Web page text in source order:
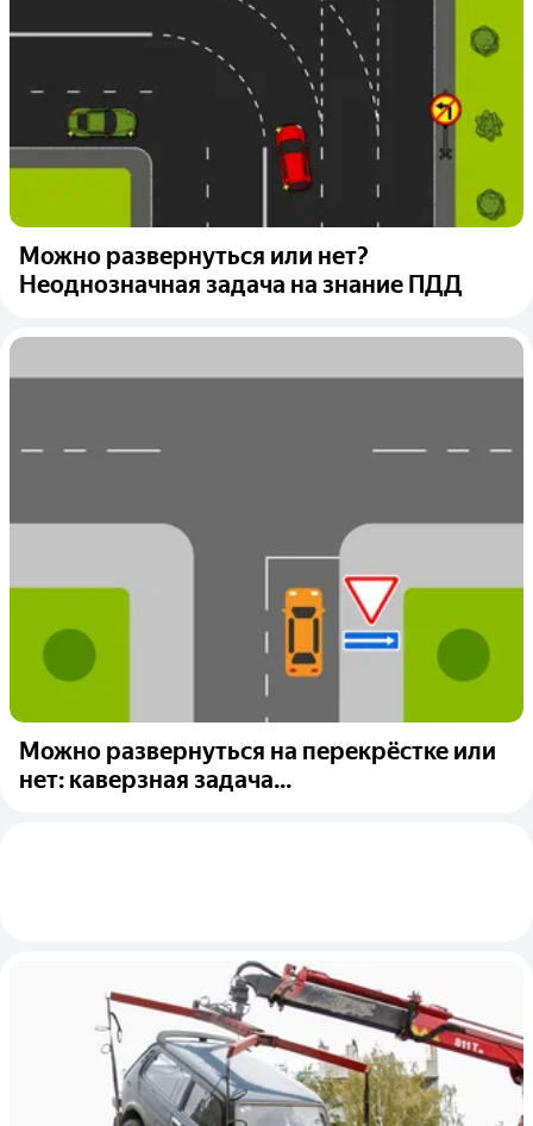
Можно развернуться или нет?
Неоднозначная задача на знание ПДД
Можно развернуться на перекрёстке или
нет: каверзная задача...